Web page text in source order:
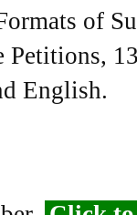
of
English.